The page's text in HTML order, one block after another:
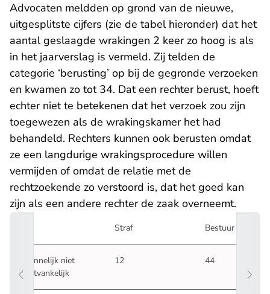
Advocaten meldden op grond van de nieuwe,
uitgesplitste cijfers (zie de tabel hieronder) dat het
aantal geslaagde wrakingen 2 keer zo hoog is als
in het jaarverslag is vermeld. Zij telden de
categorie ‘berusting’ op bij de gegronde verzoeken
en kwamen zo tot 34. Dat een rechter berust, hoeft
echter niet te betekenen dat het verzoek zou zijn
toegewezen als de wrakingskamer het had
behandeld. Rechters kunnen ook berusten omdat
ze een langdurige wrakingsprocedure willen
vermijden of omdat de relatie met de
rechtzoekende zo verstoord is, dat het goed kan
zijn als een andere rechter de zaak overneemt.
Straf Bestuur
Kennelijk niet
ontvankelijk
12 44